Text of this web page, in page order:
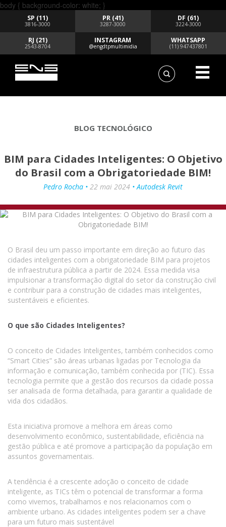
body { background-color: white; }
SP (11)
3816-3000
PR (41)
3287-3000
DF (61)
3224-3000
RJ (21)
2543-8704
INSTAGRAM
@engdtpmultimidia
WHATSAPP
(11) 947437801
BLOG TECNOLÓGICO
BIM para Cidades Inteligentes: O Objetivo
do Brasil com a Obrigatoriedade BIM!
Pedro Rocha • 22 mai 2024 • Autodesk Revit
O Brasil deu um passo importante em direção ao futuro das
cidades inteligentes com a obrigatoriedade BIM para projetos
de infraestrutura pública a partir de 2024. Essa medida visa
impulsionar a transformação digital do setor da construção civil
e contribuir para a construção de cidades mais inteligentes,
sustentáveis e eficientes.
O que são Cidades Inteligentes?
O conceito de Cidades Inteligentes, também conhecidos como
“Smart Cities” são áreas urbanas ligadas por Tecnologia da
informação e comunicação, também conhecida por (TIC). Essa
tecnologia permite que a gestão dos recursos da cidade possa
ser analisada de forma detalhada, para garantir a qualidade de
vida dos cidadãos.
Esta iniciativa promove a melhora em áreas como
desenvolvimento econômico, sustentabilidade, eficiência na
gestão pública e até promove a participação da população em
assuntos governamentais.
A tendência é a crescente adoção o conceito de cidade
inteligente, as TICs têm o potencial de transformar a forma
como vivemos, trabalhamos e nos relacionamos com o
ambiente urbano. As cidades inteligentes podem ser a chave
para um futuro mais sustentável